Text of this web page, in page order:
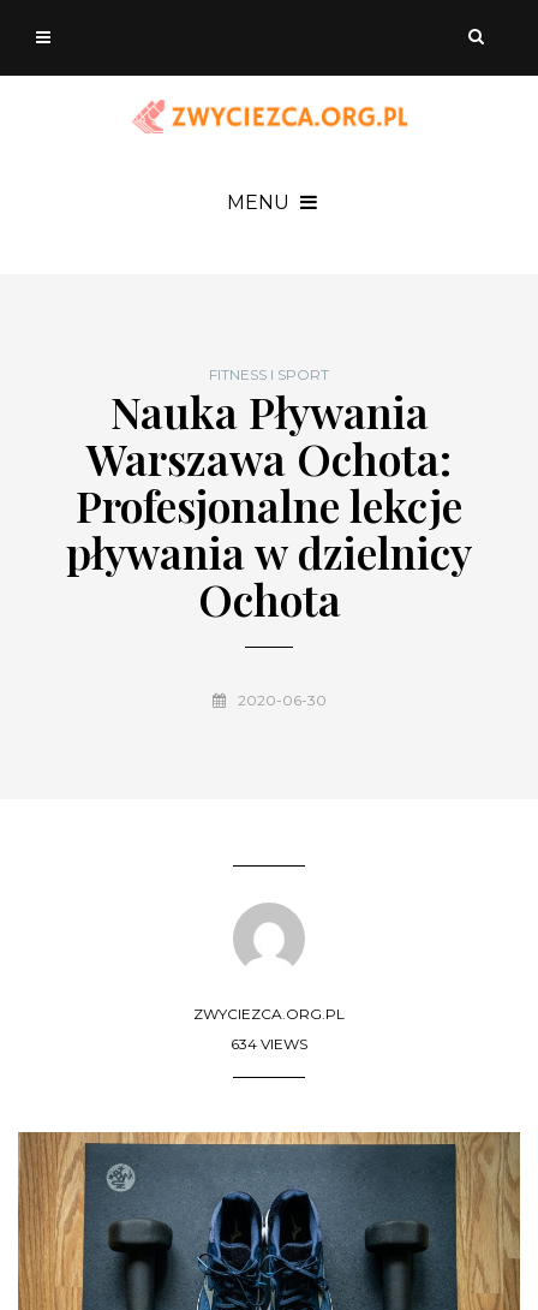
MENU
FITNESS I SPORT
Nauka Pływania
Warszawa Ochota:
Profesjonalne lekcje
pływania w dzielnicy
Ochota
2020-06-30
ZWYCIEZCA.ORG.PL
634 VIEWS